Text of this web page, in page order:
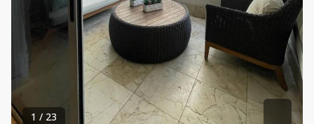
1 / 23